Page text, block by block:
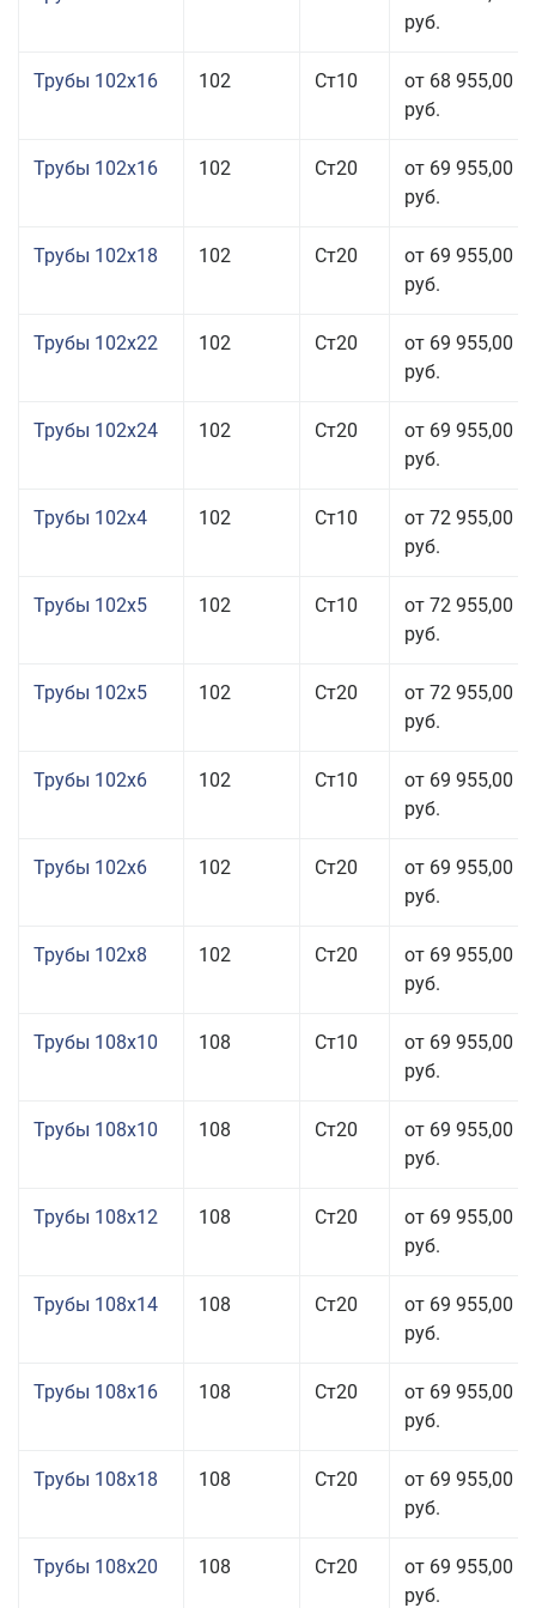
руб.
Трубы 102x16 102 Ст10
от 68 955,00
руб.
Трубы 102x16 102 Ст20
от 69 955,00
руб.
Трубы 102x18 102 Ст20
от 69 955,00
руб.
Трубы 102x22 102 Ст20
от 69 955,00
руб.
Трубы 102x24 102 Ст20
от 69 955,00
руб.
Трубы 102x4 102 Ст10
от 72 955,00
руб.
Трубы 102x5 102 Ст10
от 72 955,00
руб.
Трубы 102x5 102 Ст20
от 72 955,00
руб.
Трубы 102x6 102 Ст10
от 69 955,00
руб.
Трубы 102x6 102 Ст20
от 69 955,00
руб.
Трубы 102x8 102 Ст20
от 69 955,00
руб.
Трубы 108x10 108 Ст10
от 69 955,00
руб.
Трубы 108x10 108 Ст20
от 69 955,00
руб.
Трубы 108x12 108 Ст20
от 69 955,00
руб.
Трубы 108x14 108 Ст20
от 69 955,00
руб.
Трубы 108x16 108 Ст20
от 69 955,00
руб.
Трубы 108x18 108 Ст20
от 69 955,00
руб.
Трубы 108x20 108 Ст20
от 69 955,00
руб.